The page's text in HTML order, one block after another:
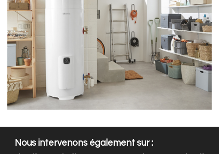
Nous intervenons également sur :